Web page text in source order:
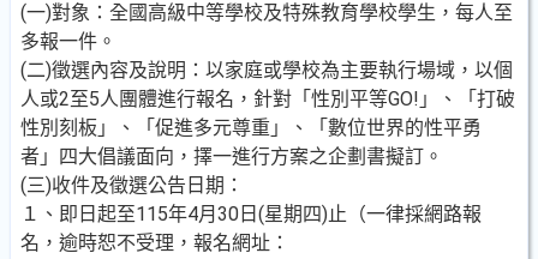
(一)對象：全國高級中等學校及特殊教育學校學生，每人至
多報一件。
(二)徵選內容及說明：以家庭或學校為主要執行場域，以個
人或2至5人團體進行報名，針對「性別平等GO!」、「打破
性別刻板」、「促進多元尊重」、「數位世界的性平勇
者」四大倡議面向，擇一進行方案之企劃書擬訂。
(三)收件及徵選公告日期：
１、即日起至115年4月30日(星期四)止（一律採網路報
名，逾時恕不受理，報名網址：